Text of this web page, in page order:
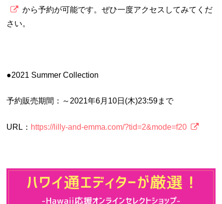
から予約が可能です。ぜひ一度アクセスしてみてくだ
さい。
●2021 Summer Collection
予約販売期間：～2021年6月10日(木)23:59まで
URL： https://lilly-and-emma.com/?tid=2&mode=f20